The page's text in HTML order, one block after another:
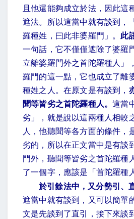
且他還能夠成立於法，因此這
遮法。所以這當中就有談到，
羅種姓，曰此非婆羅門」。 此
一句話，它不僅僅遮除了婆羅
立離婆羅門外之首陀羅種人」
羅門的這一點，它也成立了離
種姓之人。在原文是有談到，
聞等皆劣之首陀羅種人。這當
劣」，就是說以這兩種人相較
人，他聽聞等各方面的條件，
劣的，所以在正文當中是有談
門外，聽聞等皆劣之首陀羅種
了一個字，應該是「首陀羅種
於引餘法中，又分勢引、
遮當中就有談到，又可以簡單
文是先談到了直引，接下來談